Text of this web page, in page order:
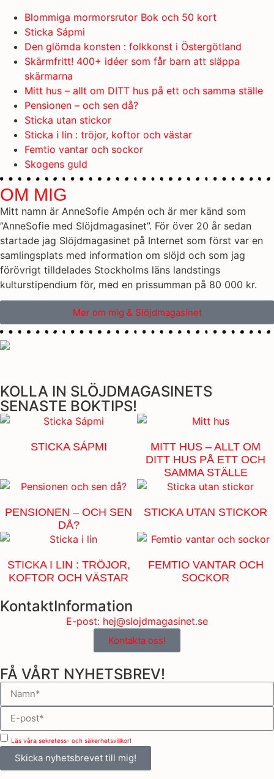
Blommiga mormorsrutor Bok och 50 kort
Sticka Sápmi
Den glömda konsten : folkkonst i Östergötland
Skärmfritt! 400+ idéer som får barn att släppa
skärmarna
Mitt hus – allt om DITT hus på ett och samma ställe
Pensionen – och sen då?
Sticka utan stickor
Sticka i lin : tröjor, koftor och västar
Femtio vantar och sockor
Skogens guld
OM MIG
Mitt namn är AnneSofie Ampén och är mer känd som
”AnneSofie med Slöjdmagasinet”. För över 20 år sedan
startade jag Slöjdmagasinet på Internet som först var en
samlingsplats med information om slöjd och som jag
förövrigt tilldelades Stockholms läns landstings
kulturstipendium för, med en prissumman på 80 000 kr.
Mer om mig & Slöjdmagasinet
KOLLA IN SLÖJDMAGASINETS
SENASTE BOKTIPS!
STICKA SÁPMI
MITT HUS – ALLT OM
DITT HUS PÅ ETT OCH
SAMMA STÄLLE
PENSIONEN – OCH SEN
DÅ?
STICKA UTAN STICKOR
STICKA I LIN : TRÖJOR,
KOFTOR OCH VÄSTAR
FEMTIO VANTAR OCH
SOCKOR
KontaktInformation
E-post: hej@slojdmagasinet.se
Kontakta oss!
FÅ VÅRT NYHETSBREV!
Läs våra sekretess- och säkerhetsvillkor!
Skicka nyhetsbrevet till mig!